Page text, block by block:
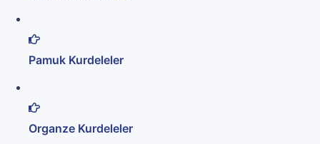
Pamuk Kurdeleler
Organze Kurdeleler